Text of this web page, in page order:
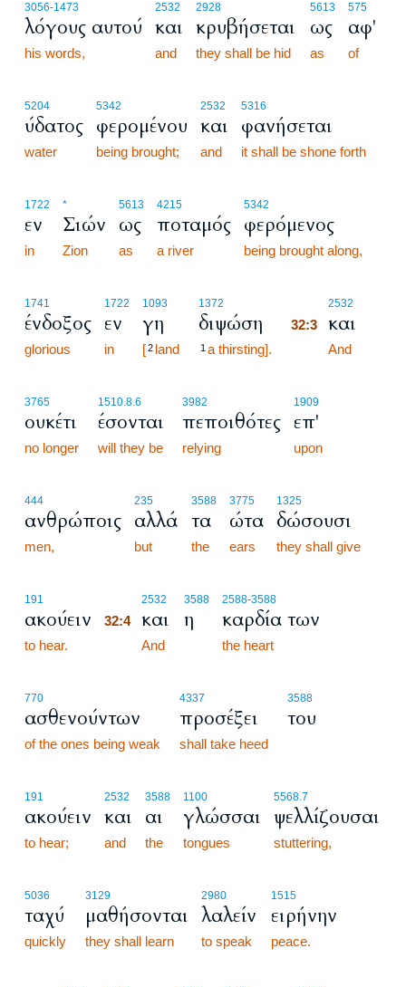
3056-1473
λόγους αυτού
his words,
2532
και
and
2928
κρυβήσεται
they shall be hid
5613
ως
as
575
αφ'
of
5204
ύδατος
water
5342
φερομένου
being brought;
2532
και
and
5316
φανήσεται
it shall be shone forth
1722
εν
in
*
Σιών
Zion
5613
ως
as
4215
ποταμός
a river
5342
φερόμενος
being brought along,
1741
ένδοξος
glorious
1722
εν
in
1093
γη
[2 land
1372
διψώση
1 a thirsting].
2532
32:3 και
And
3765
ουκέτι
no longer
1510.8.6
έσονται
will they be
3982
πεποιθότες
relying
1909
επ'
upon
444
ανθρώποις
men,
235
αλλά
but
3588
τα
the
3775
ώτα
ears
1325
δώσουσι
they shall give
191
ακούειν
to hear.
2532
32:4 και
And
3588
η
2588-3588
καρδία των
the heart
770
ασθενούντων
of the ones being weak
4337
προσέξει
shall take heed
3588
του
191
ακούειν
to hear;
2532
και
and
3588
αι
the
1100
γλώσσαι
tongues
5568.7
ψελλίζουσαι
stuttering,
5036
ταχύ
quickly
3129
μαθήσονται
they shall learn
2980
λαλείν
to speak
1515
ειρήνην
peace.